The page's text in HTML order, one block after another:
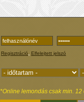
Regisztráció, Elfelejtett jelszó
*Online lemondás csak min.